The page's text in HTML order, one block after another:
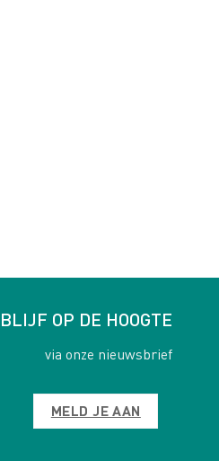
BLIJF OP DE HOOGTE
nieuwsbrief
MELD JE AAN